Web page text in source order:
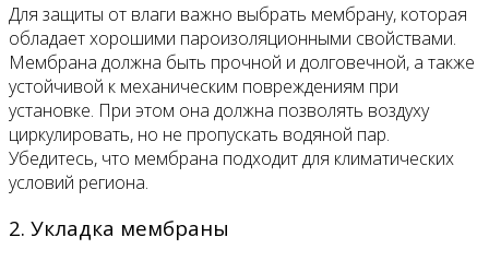
Для защиты от влаги важно выбрать мембрану, которая
обладает хорошими пароизоляционными свойствами.
Мембрана должна быть прочной и долговечной, а также
устойчивой к механическим повреждениям при
установке. При этом она должна позволять воздуху
циркулировать, но не пропускать водяной пар.
Убедитесь, что мембрана подходит для климатических
условий региона.
2. Укладка мембраны